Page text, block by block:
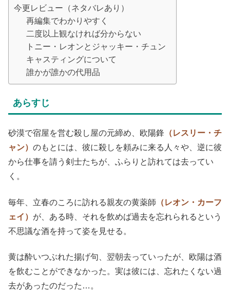
今更レビュー（ネタバレあり）
再編集でわかりやすく
二度以上観なければ分からない
トニー・レオンとジャッキー・チュン
キャスティングについて
誰かが誰かの代用品
あらすじ
砂漠で宿屋を営む殺し屋の元締め、欧陽鋒 （レスリー・チ
ャン） のもとには、彼に殺しを頼みに来る人々や、逆に彼
から仕事を請う剣士たちが、ふらりと訪れては去ってい
く。
毎年、立春のころに訪れる親友の黄薬師 （レオン・カーフ
ェイ） が、ある時、それを飲めば過去を忘れられるという
不思議な酒を持って姿を見せる。
黄は酔いつぶれた揚げ句、翌朝去っていったが、欧陽は酒
を飲むことができなかった。実は彼には、忘れたくない過
去があったのだった…。